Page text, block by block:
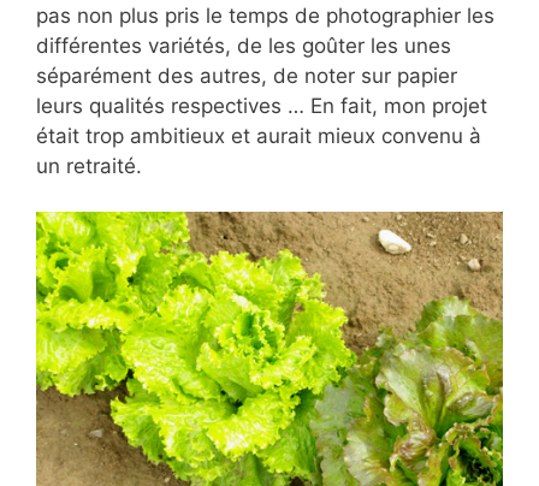
pas non plus pris le temps de photographier les
différentes variétés, de les goûter les unes
séparément des autres, de noter sur papier
leurs qualités respectives … En fait, mon projet
était trop ambitieux et aurait mieux convenu à
un retraité.